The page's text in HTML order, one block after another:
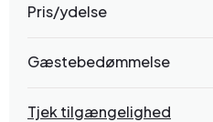
Pris/ydelse
Gæstebedømmelse
Tjek tilgængelighed